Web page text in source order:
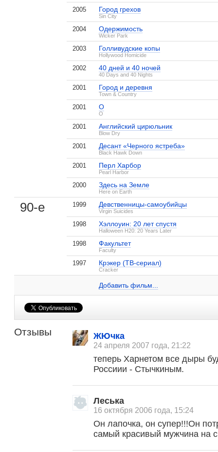
2005 Город грехов
Sin City
2004 Одержимость
Wicker Park
2003 Голливудские копы
Hollywood Homicide
2002 40 дней и 40 ночей
40 Days and 40 Nights
2001 Город и деревня
Town & Country
2001 О
O
2001 Английский цирюльник
Blow Dry
2001 Десант «Черного ястреба»
Black Hawk Down
2001 Перл Харбор
Pearl Harbor
2000 Здесь на Земле
Here on Earth
90-е 1999 Девственницы-самоубийцы
Virgin Suicides
1998 Хэллоуин: 20 лет спустя
Halloween H20: 20 Years Later
1998 Факультет
Faculty
1997 Крэкер (ТВ-сериал)
Cracker
Добавить фильм...
4 кадра
30 дней ночи
6 кадров 7 кадров
Город грехов Одержимость
6 кадров
Английский
Джош Хартнетт на IMDB.com
Отзывы ЖЮчка
24 апреля 2007 года, 21:22
теперь Харнетом все дыры
Россиии - Стычкиным.
Леська
16 октября 2006 года, 15:24
Он лапочка, он супер!!!Он
самый красивый мужчина на